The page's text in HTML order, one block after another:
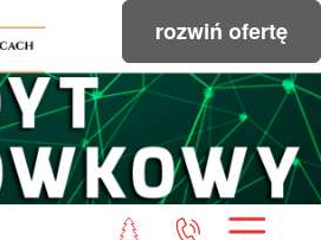
rozwiń ofertę